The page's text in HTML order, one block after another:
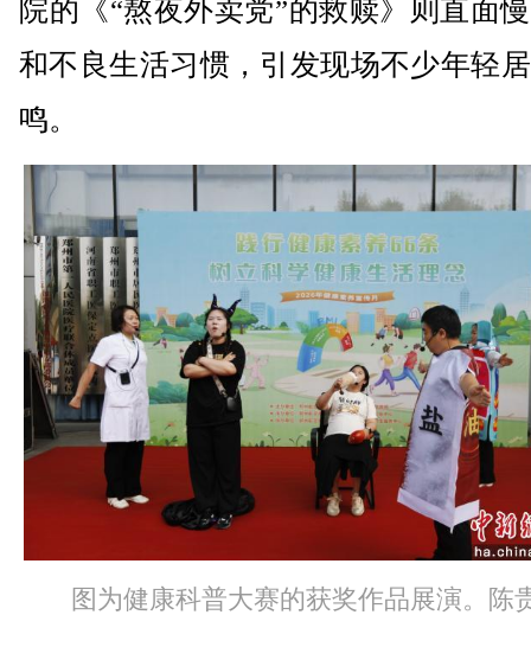
院的《“熬夜外卖党”的救赎》则直面
和不良生活习惯，引发现场不少年轻
鸣。
图为健康科普大赛的获奖作品展演。陈